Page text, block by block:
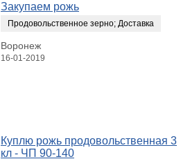
Закупаем рожь
Продовольственное зерно; Доставка
Воронеж
16-01-2019
Куплю рожь продовольственная 3
кл - ЧП 90-140